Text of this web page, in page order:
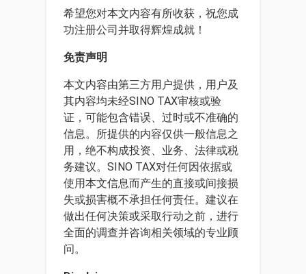
希望您对本文内容有所收获，祝您成
功注册公司并取得辉煌成就！
免责声明
本文内容由第三方用户提供，用户及
其内容均未经SINO TAX审核或验
证，可能包含错误、过时或不准确的
信息。所提供的内容仅供一般信息之
用，绝不构成投资、业务、法律或税
务建议。SINO TAX对任何因依据或
使用本文信息而产生的直接或间接损
失或损害概不承担任何责任。建议在
做出任何决策或采取行动之前，进行
全面的调查并咨询相关领域的专业顾
问。